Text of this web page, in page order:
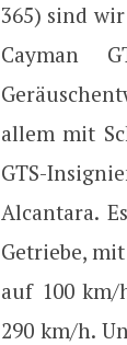
365) sind
Cayman
allem mit
GTS-
Alcantara.
Getriebe,
auf 100 km/
290 km/h.